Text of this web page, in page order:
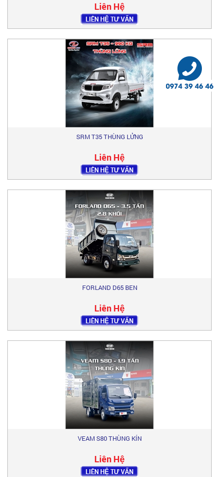
Liên Hệ
LIÊN HỆ TƯ VẤN
SRM T35 THÙNG LỬNG
Liên Hệ
LIÊN HỆ TƯ VẤN
FORLAND D65 BEN
Liên Hệ
LIÊN HỆ TƯ VẤN
VEAM S80 THÙNG KÍN
Liên Hệ
LIÊN HỆ TƯ VẤN